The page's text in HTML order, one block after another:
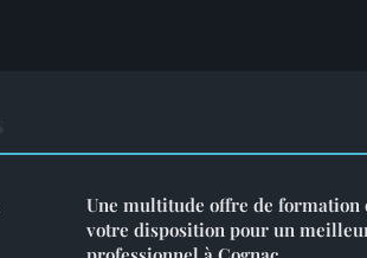
Une multitude offre de formation
votre disposition pour un